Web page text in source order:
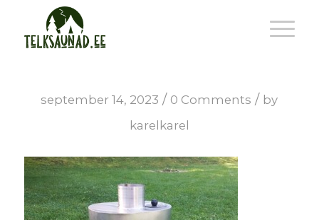
september 14, 2023 / 0 Comments / by
karelkarel